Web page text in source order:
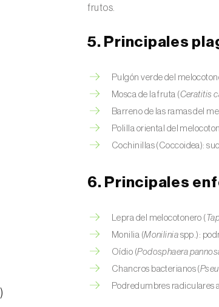
)
frutos.
5. Principales
Pulgón verde del
Mosca de la fruta (Ceratitis
Barreno de las ramas del
Polilla oriental del
Cochinillas (Coccoidea):
6. Principales
Lepra del melocotonero (
Monilia (Monilinia spp.):
Oídio (Podosphaera
Chancros bacterianos (
Podredumbres radiculares